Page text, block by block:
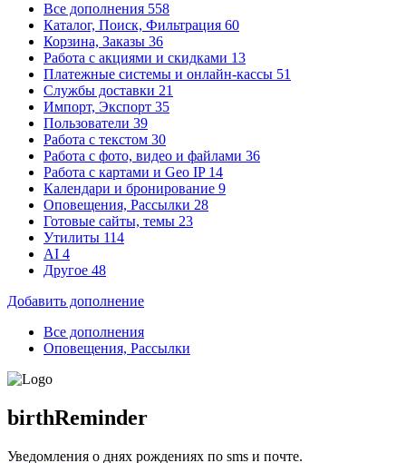
Все дополнения 558
Каталог, Поиск, Фильтрация 60
Корзина, Заказы 36
Работа с акциями и скидками 13
Платежные системы и онлайн-кассы 51
Службы доставки 21
Импорт, Экспорт 35
Пользователи 39
Работа с текстом 30
Работа с фото, видео и файлами 36
Работа с картами и Geo IP 14
Календари и бронирование 9
Оповещения, Рассылки 28
Готовые сайты, темы 23
Утилиты 114
AI 4
Другое 48
Добавить дополнение
Все дополнения
Оповещения, Рассылки
birthReminder
Уведомления о днях рождениях по sms и почте.